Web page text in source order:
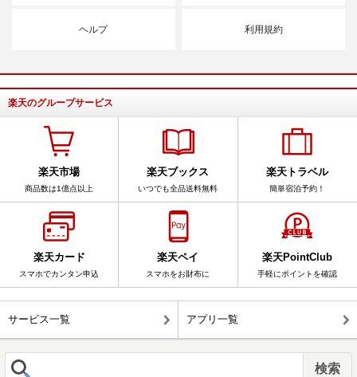
ヘルプ 利用規約
楽天のグループサービス
楽天市場
商品数は1億点以上
楽天ブックス
いつでも全品送料無料
楽天トラベル
簡単宿泊予約！
楽天カード
スマホでカンタン申込
楽天ペイ
スマホをお財布に
楽天PointClub
手軽にポイントを確認
サービス一覧 アプリ一覧